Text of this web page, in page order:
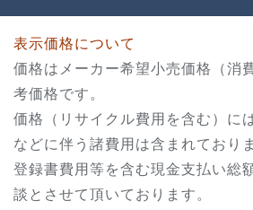
表示価格について
価格はメーカー希望小売価格（消
考価格です。
価格（リサイクル費用を含む）に
などに伴う諸費用は含まれており
登録書費用等を含む現金支払い総
談とさせて頂いております。